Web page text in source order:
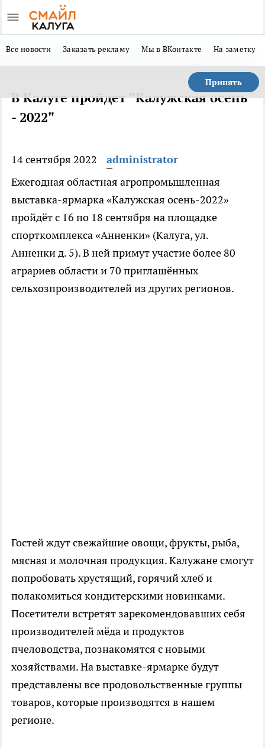
Все новости Заказать рекламу Мы в ВКонтакте На заметку
Принять
В Калуге пройдет "Калужская осень
- 2022"
14 сентября 2022
administrator
Ежегодная областная агропромышленная
выставка-ярмарка «Калужская осень-2022»
пройдёт с 16 по 18 сентября на площадке
спорткомплекса «Анненки» (Калуга, ул.
Анненки д. 5). В ней примут участие более 80
аграриев области и 70 приглашённых
сельхозпроизводителей из других регионов.
Гостей ждут свежайшие овощи, фрукты, рыба,
мясная и молочная продукция. Калужане смогут
попробовать хрустящий, горячий хлеб и
полакомиться кондитерскими новинками.
Посетители встретят зарекомендовавших себя
производителей мёда и продуктов
пчеловодства, познакомятся с новыми
хозяйствами. На выставке-ярмарке будут
представлены все продовольственные группы
товаров, которые производятся в нашем
регионе.